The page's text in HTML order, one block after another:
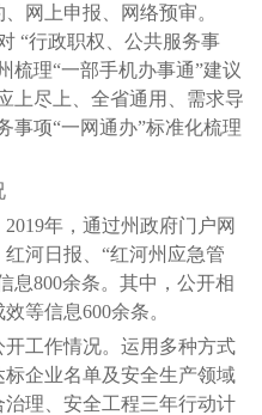
网上申报、网络预审。
“行政职权、公共服务事
梳理“一部手机办事通”建议
上尽上、全省通用、需求导
事项“一网通办”标准化梳理
年，通过州政府门户网
河日报、“红河州应急管
息800余条。其中，公开相
等信息600余条。
工作情况。运用多种方式
企业名单及安全生产领域
理、安全工程三年行动计